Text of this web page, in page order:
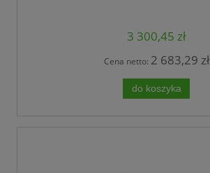
3 300,45 zł
Cena netto: 2 683,29 zł
do koszyka